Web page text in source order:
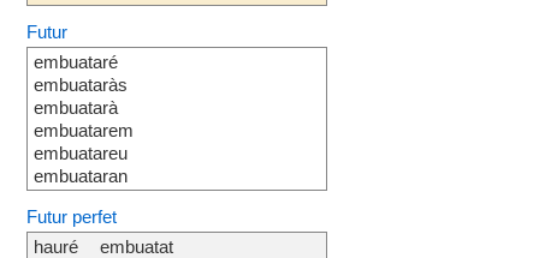
Futur
embuataré
embuataràs
embuatarà
embuatarem
embuatareu
embuataran
Futur perfet
hauré
embuatat